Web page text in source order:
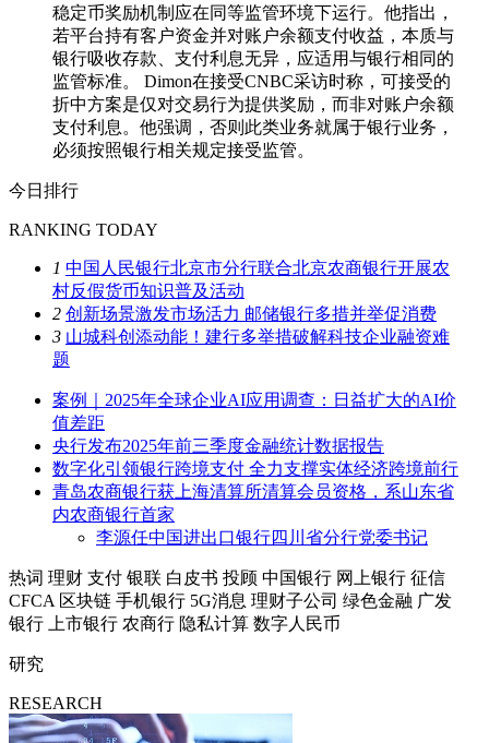
稳定币奖励机制应在同等监管环境下运行。他指出，
若平台持有客户资金并对账户余额支付收益，本质与
银行吸收存款、支付利息无异，应适用与银行相同的
监管标准。 Dimon在接受CNBC采访时称，可接受的
折中方案是仅对交易行为提供奖励，而非对账户余额
支付利息。他强调，否则此类业务就属于银行业务，
必须按照银行相关规定接受监管。
今日排行
RANKING TODAY
1 中国人民银行北京市分行联合北京农商银行开展农
村反假货币知识普及活动
2 创新场景激发市场活力 邮储银行多措并举促消费
3 山城科创添动能！建行多举措破解科技企业融资难
题
案例｜2025年全球企业AI应用调查：日益扩大的AI价
值差距
央行发布2025年前三季度金融统计数据报告
数字化引领银行跨境支付 全力支撑实体经济跨境前行
青岛农商银行获上海清算所清算会员资格，系山东省
内农商银行首家
李源任中国进出口银行四川省分行党委书记
热词 理财 支付 银联 白皮书 投顾 中国银行 网上银行 征信
CFCA 区块链 手机银行 5G消息 理财子公司 绿色金融 广发
银行
上市银行 农商行 隐私计算 数字人民币
研究
RESEARCH